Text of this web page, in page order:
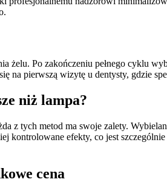
żelu. Po zakończeniu pełnego cyklu
pierwszą wizytę u dentysty, gdzie
niż lampa?
z tych metod ma swoje zalety.
kontrolowane efekty, co jest
cena